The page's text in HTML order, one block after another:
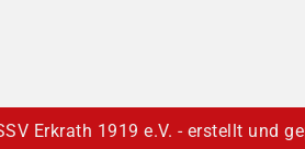
Erkrath 1919 e.V. - erstellt und